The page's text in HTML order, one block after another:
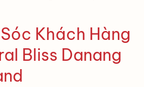
Khách Hàng
Bliss Danang